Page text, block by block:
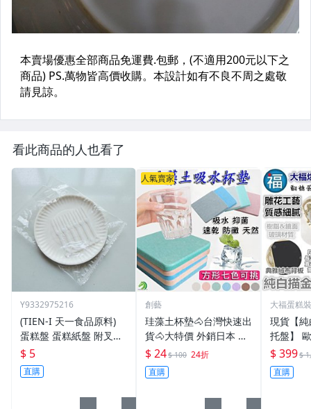
看此商品的人也看了
Y9332975216
(TIEN-I 天一食品原料)
蛋糕盤 蛋糕紙盤 附叉子
6入/包
$ 5
直購
人氣賣家
創藝
珪藻土杯墊🐴台灣快速出
貨🐴大特價 外銷日本 珪
藻土皂墊 珪藻土吸水杯
墊 珪藻土肥皂盤 【C022
02】
$ 24$ 100 24折
直購
大福蛋糕
現貨【
托盤】
點心架
婚禮佈
禮小物
$ 399$
直購